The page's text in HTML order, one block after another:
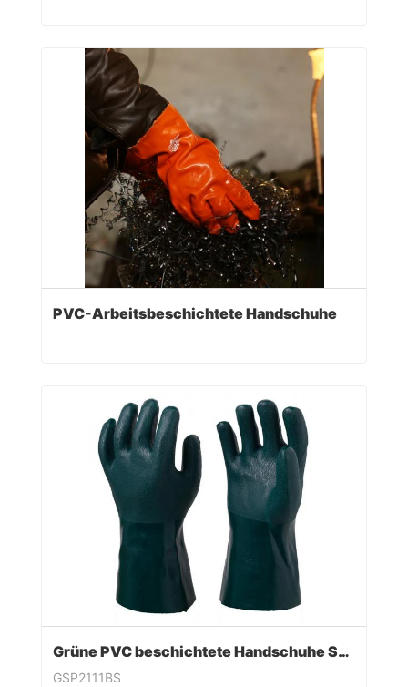
PVC-Arbeitsbeschichtete Handschuhe
Grüne PVC beschichtete Handschuhe Sandy Finish
GSP2111BS